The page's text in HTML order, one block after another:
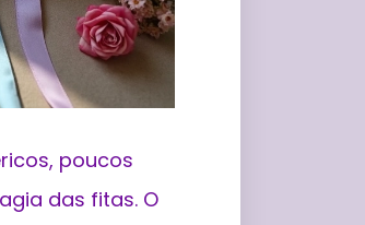
poucos
das fitas. O